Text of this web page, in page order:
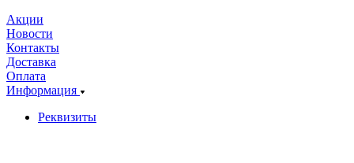
Акции
Новости
Контакты
Доставка
Оплата
Информация
Реквизиты